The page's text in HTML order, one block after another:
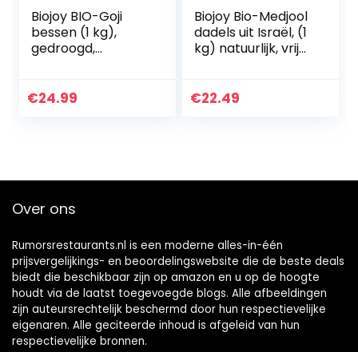
Biojoy BIO-Goji
bessen (1 kg),
gedroogd,
van zwavel
€24.99
Biojoy Bio-Medjool
dadels uit Israël, (1
kg) natuurlijk, vrij
€22.49
Over ons
Rumorsrestaurants.nl is een moderne alles-in-één
prijsvergelijkings- en beoordelingswebsite die de beste deals
biedt die beschikbaar zijn op amazon en u op de hoogte
houdt via de laatst toegevoegde blogs. Alle afbeeldingen
zijn auteursrechtelijk beschermd door hun respectievelijke
eigenaren. Alle geciteerde inhoud is afgeleid van hun
respectievelijke bronnen.